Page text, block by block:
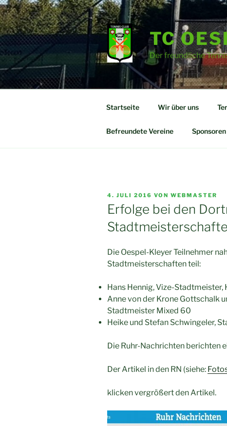
Zum
Inhalt
springen
TC
Der freundliche
Startseite Wir über uns
Befreundete Vereine Sponsoren
VERÖFFENTLICHT
AM
4. JULI 2016 VON WEBMASTER
Erfolge bei den
Die Oespel-Kleyer Teilnehmer
Stadtmeisterschaften teil:
Hans Hennig, Vize-Stadtmeister,
Anne von der Krone Gottschalk
Stadtmeister Mixed 60
Heike und Stefan Schwingeler,
Die Ruhr-Nachrichten berichten
Der Artikel in den RN (siehe:
klicken vergrößert den Artikel.